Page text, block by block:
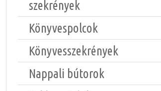
szekrények
Könyvespolcok
Könyvesszekrények
Nappali bútorok